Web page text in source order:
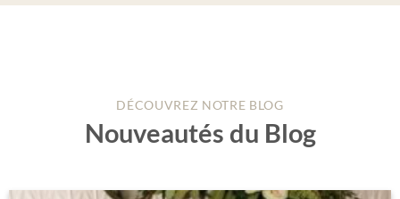
DÉCOUVREZ NOTRE BLOG
Nouveautés du Blog